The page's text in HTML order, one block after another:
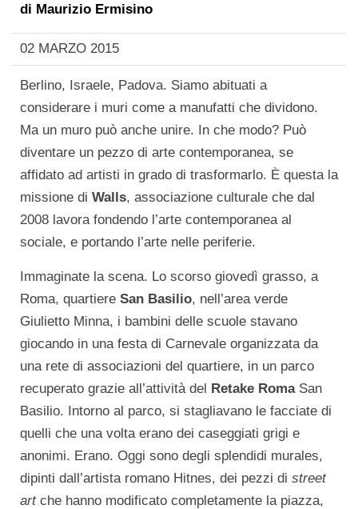
di Maurizio Ermisino
02 MARZO 2015
Berlino, Israele, Padova. Siamo abituati a
considerare i muri come a manufatti che dividono.
Ma un muro può anche unire. In che modo? Può
diventare un pezzo di arte contemporanea, se
affidato ad artisti in grado di trasformarlo. È questa la
missione di Walls, associazione culturale che dal
2008 lavora fondendo l’arte contemporanea al
sociale, e portando l’arte nelle periferie.
Immaginate la scena. Lo scorso giovedì grasso, a
Roma, quartiere San Basilio, nell’area verde
Giulietto Minna, i bambini delle scuole stavano
giocando in una festa di Carnevale organizzata da
una rete di associazioni del quartiere, in un parco
recuperato grazie all’attività del Retake RomaSan
Basilio. Intorno al parco, si stagliavano le facciate di
quelli che una volta erano dei caseggiati grigi e
anonimi. Erano. Oggi sono degli splendidi murales,
dipinti dall’artista romano Hitnes, dei pezzi di street
artche hanno modificato completamente la piazza,